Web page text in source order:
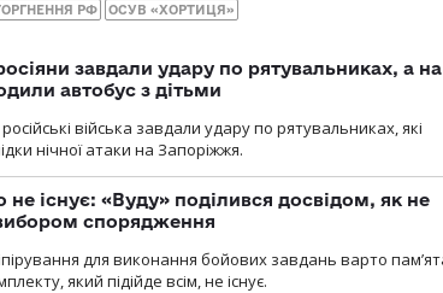
РФ ОСУВ «ХОРТИЦЯ»
завдали удару по рятувальниках, а на
автобус з дітьми
війська завдали удару по рятувальниках, які
нічної атаки на Запоріжжя.
не існує: «Вуду» поділився досвідом, як не
спорядження
для виконання бойових завдань варто
який підійде всім, не існує.